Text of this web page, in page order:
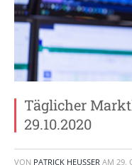
Täglicher
29.10.2020
VON PATRICK HEUSSER AM 29.